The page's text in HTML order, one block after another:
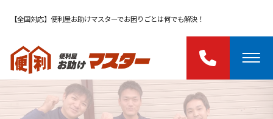
【全国対応】便利屋お助けマスターでお困りごとは何でも解決！